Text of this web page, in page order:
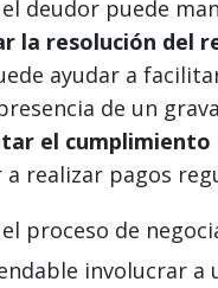
deudor puede
la resolución del
ayudar a
de un
el
a realizar pagos
proceso de
involucrar a